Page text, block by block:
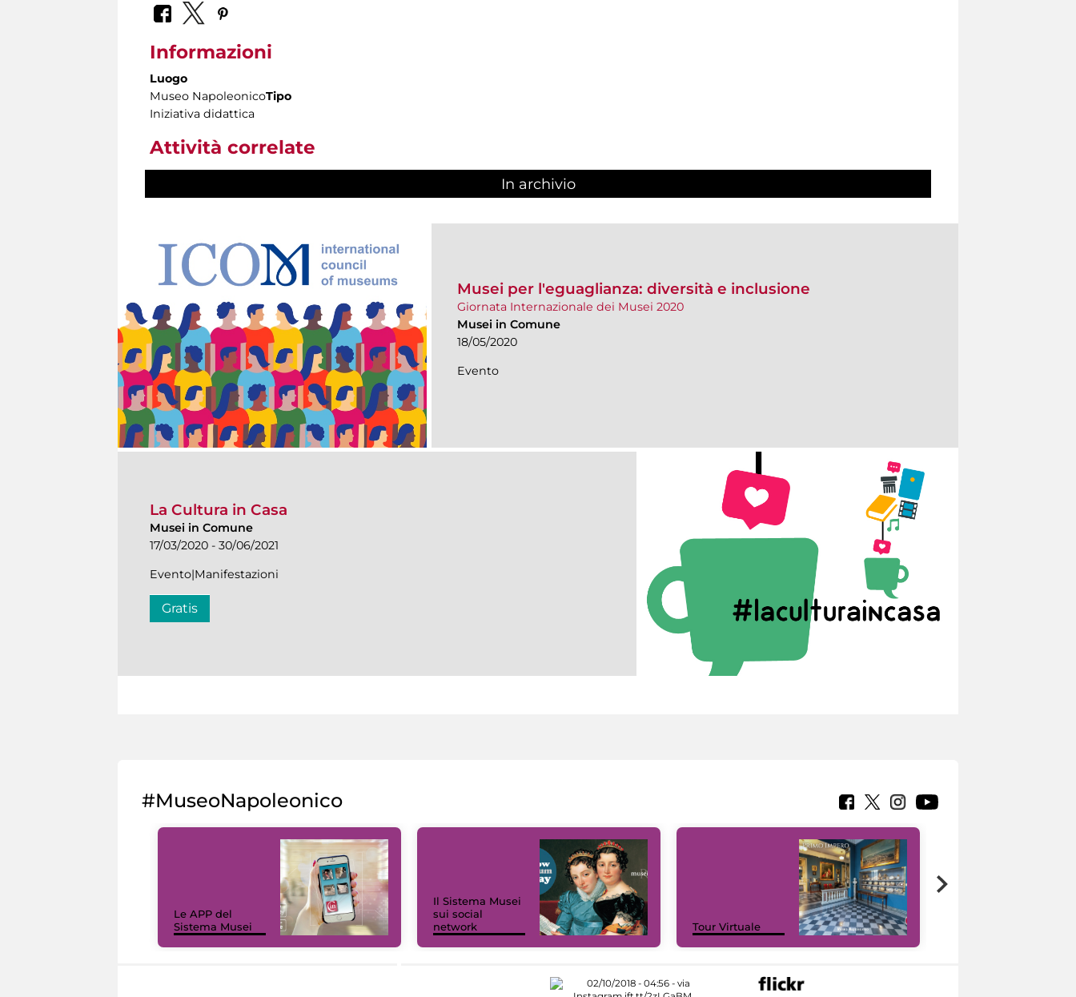
Informazioni
Luogo
Museo NapoleonicoTipo
Iniziativa didattica
Attività correlate
In archivio
Musei per l'eguaglianza: diversità e inclusione
Giornata Internazionale dei Musei 2020
Musei in Comune
18/05/2020
Evento
La Cultura in Casa
Musei in Comune
17/03/2020 - 30/06/2021
Evento|Manifestazioni
Gratis
#MuseoNapoleonico
Le APP del
Sistema Musei
Il Sistema Musei
sui social
network
Tour Virtuale